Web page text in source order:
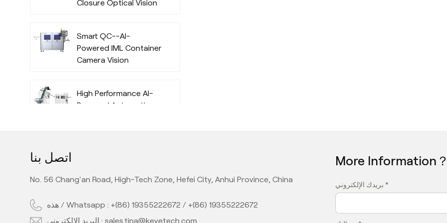
Closure Optical Vision
Algorithm
Smart QC--AI-
Powered IML Container
Camera Vision
Algorithm
High Performance AI-
Powered Automatic
Machine with AI
High Performance Inline
AI PE Bottle Quality
اتصل بنا
No. 56 Chang'an Road, High-Tech Zone, Hefei City, Anhui Province, China
هذه / Whatsapp : +(86) 19355222672 / +(86) 19355222672
البريد الإلكتروني :sales.tina@keyetech.com
More Information？
بريدك الإلكتروني *